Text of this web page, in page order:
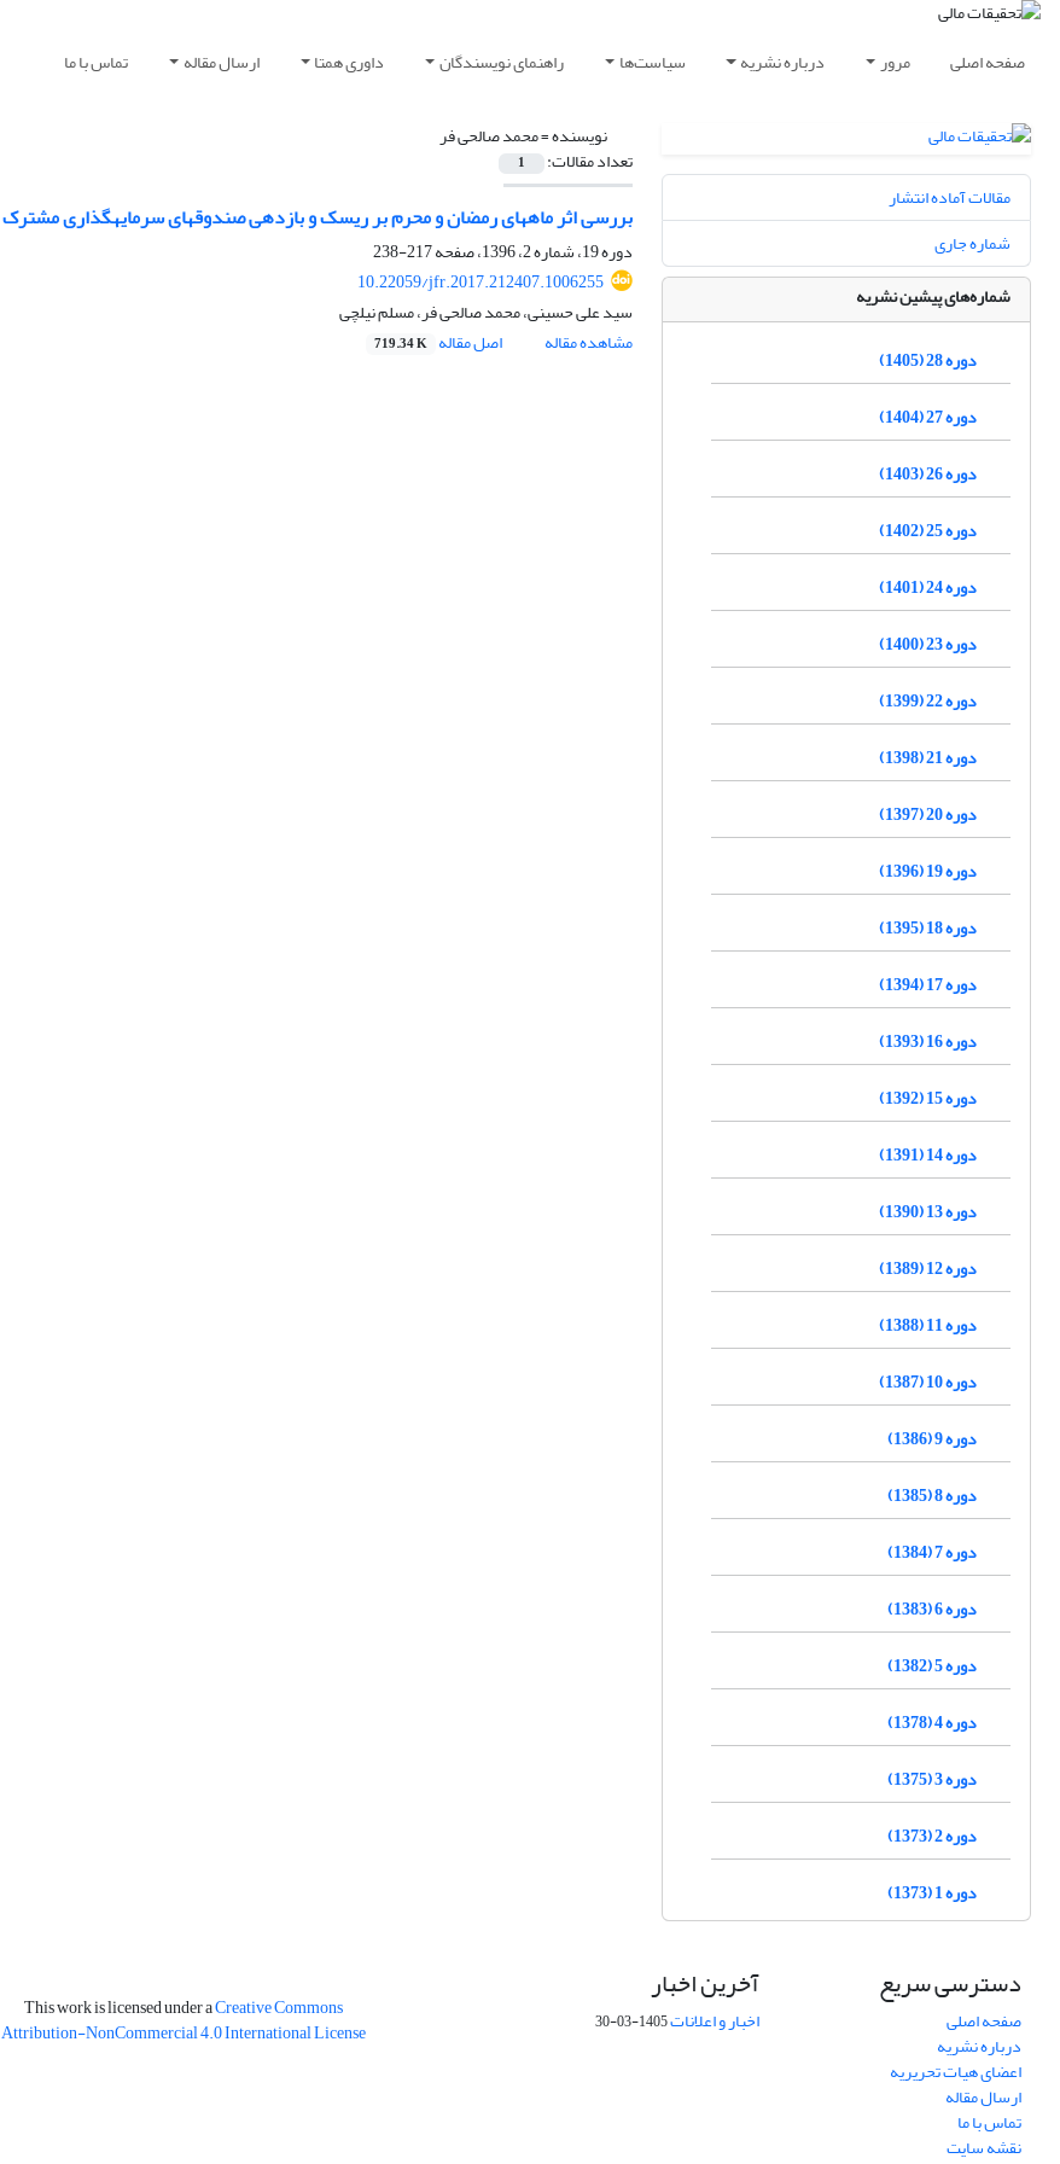
صفحه اصلی مرور درباره نشریه سیاست‌ها راهنمای نویسندگان داوری همتا ارسال مقاله تماس با ما
نویسنده =محمد صالحی فر
تعداد مقالات: 1
بررسی اثر ماه‎های رمضان و محرم بر ریسک ‌و بازدهی صندوق‎های سرمایه‎گذاری مشترک در بازار سرمایۀ ایران
دوره 19، شماره 2، 1396، صفحه
217-238
10.22059/jfr.2017.212407.1006255
سید علی حسینی، محمد صالحی فر، مسلم نیلچی
مشاهده مقاله
اصل مقاله 719.34 K
مقالات آماده انتشار
شماره جاری
شماره‌های پیشین نشریه
دوره 28 (1405)
دوره 27 (1404)
دوره 26 (1403)
دوره 25 (1402)
دوره 24 (1401)
دوره 23 (1400)
دوره 22 (1399)
دوره 21 (1398)
دوره 20 (1397)
دوره 19 (1396)
دوره 18 (1395)
دوره 17 (1394)
دوره 16 (1393)
دوره 15 (1392)
دوره 14 (1391)
دوره 13 (1390)
دوره 12 (1389)
دوره 11 (1388)
دوره 10 (1387)
دوره 9 (1386)
دوره 8 (1385)
دوره 7 (1384)
دوره 6 (1383)
دوره 5 (1382)
دوره 4 (1378)
دوره 3 (1375)
دوره 2 (1373)
دوره 1 (1373)
دسترسی سریع
صفحه اصلی
درباره نشریه
اعضای هیات تحریریه
ارسال مقاله
تماس با ما
نقشه سایت
آخرین اخبار
اخبار و اعلانات1405-03-30
This work is licensed under aCreative Commons
Attribution-NonCommercial 4.0 International License